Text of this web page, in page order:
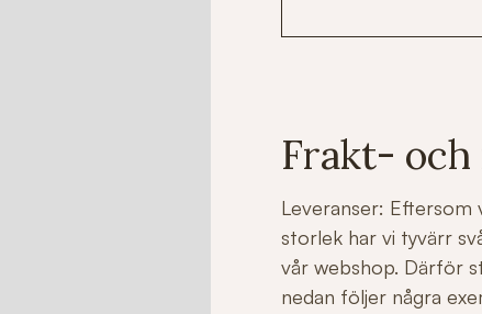
Frakt-
Leveranser: Eftersom
storlek har vi tyvärr
vår webshop. Därför
nedan följer några